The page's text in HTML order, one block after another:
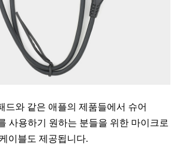
드와 같은 애플의 제품들에서 슈어
사용하기 원하는 분들을 위한 마이크로
이블도 제공됩니다.